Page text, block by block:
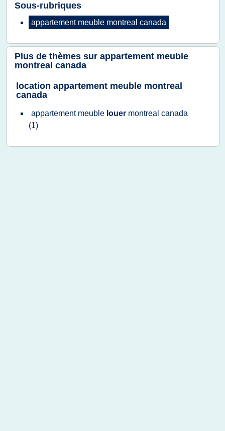
Sous-rubriques
appartement meuble montreal canada
Plus de thèmes sur appartement meuble
montreal canada
location appartement meuble montreal
canada
appartement meuble louer montreal canada
(1)